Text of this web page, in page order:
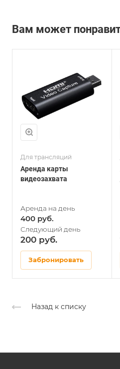
Вам может
Для трансляций
Аренда карты
видеозахвата
400
200
Забронировать
Назад к списку